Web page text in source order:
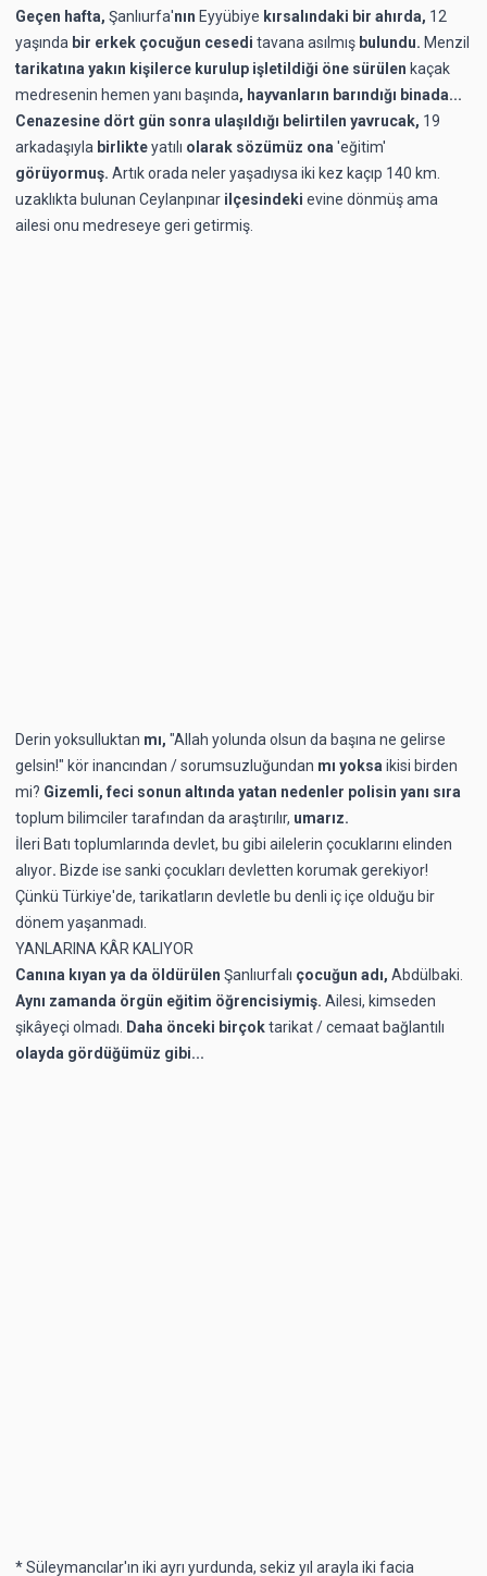
Geçen hafta, Şanlıurfa'nın Eyyübiye kırsalındaki bir ahırda, 12
yaşında bir erkek çocuğun cesedi tavana asılmış bulundu. Menzil
tarikatına yakın kişilerce kurulup işletildiği öne sürülen kaçak
medresenin hemen yanı başında, hayvanların barındığı binada...
Cenazesine dört gün sonra ulaşıldığı belirtilen yavrucak, 19
arkadaşıyla birlikteyatılı olarak sözümüz ona 'eğitim'
görüyormuş. Artık orada neler yaşadıysa iki kez kaçıp 140 km.
uzaklıkta bulunan Ceylanpınar ilçesindeki evine dönmüş ama
ailesi onu medreseye geri getirmiş.
Derin yoksulluktan mı, "Allah yolunda olsun da başına ne gelirse
gelsin!" kör inancından / sorumsuzluğundan mı yoksa ikisi birden
mi? Gizemli, feci sonun altında yatan nedenler polisin yanı sıra
toplum bilimciler tarafından da araştırılır, umarız.
İleri Batı toplumlarında devlet, bu gibi ailelerin çocuklarını elinden
alıyor. Bizde ise sanki çocukları devletten korumak gerekiyor!
Çünkü Türkiye'de, tarikatların devletle bu denli iç içe olduğu bir
dönem yaşanmadı.
YANLARINA KÂR KALIYOR
Canına kıyan ya da öldürülen Şanlıurfalı çocuğun adı, Abdülbaki.
Aynı zamanda örgün eğitim öğrencisiymiş. Ailesi, kimseden
şikâyeçi olmadı. Daha önceki birçoktarikat / cemaat bağlantılı
olayda gördüğümüz gibi...
* Süleymancılar'ın iki ayrı yurdunda, sekiz yıl arayla iki facia